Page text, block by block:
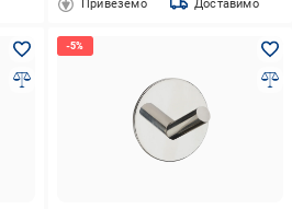
Привеземо Доставимо